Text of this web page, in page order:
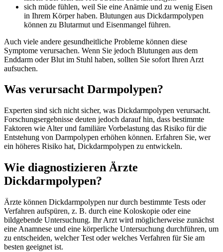
sich müde fühlen, weil Sie eine Anämie und zu wenig Eisen
in Ihrem Körper haben. Blutungen aus Dickdarmpolypen
können zu Blutarmut und Eisenmangel führen.
Auch viele andere gesundheitliche Probleme können diese
Symptome verursachen. Wenn Sie jedoch Blutungen aus dem
Enddarm oder Blut im Stuhl haben, sollten Sie sofort Ihren Arzt
aufsuchen.
Was verursacht Darmpolypen?
Experten sind sich nicht sicher, was Dickdarmpolypen verursacht.
Forschungsergebnisse deuten jedoch darauf hin, dass bestimmte
Faktoren wie Alter und familiäre Vorbelastung das Risiko für die
Entstehung von Darmpolypen erhöhen können. Erfahren Sie, wer
ein höheres Risiko hat, Dickdarmpolypen zu entwickeln.
Wie diagnostizieren Ärzte
Dickdarmpolypen?
Ärzte können Dickdarmpolypen nur durch bestimmte Tests oder
Verfahren aufspüren, z. B. durch eine Koloskopie oder eine
bildgebende Untersuchung. Ihr Arzt wird möglicherweise zunächst
eine Anamnese und eine körperliche Untersuchung durchführen, um
zu entscheiden, welcher Test oder welches Verfahren für Sie am
besten geeignet ist.